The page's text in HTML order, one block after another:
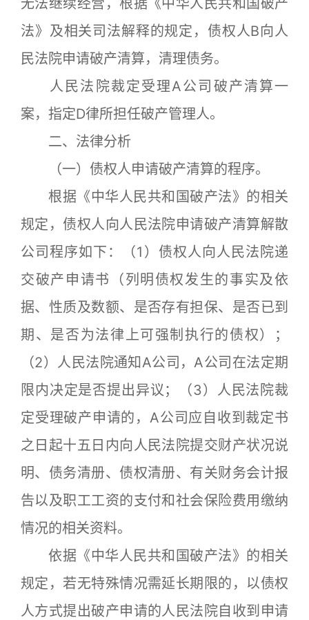
无法继续经营，根据《中华人民共和国破产
法》及相关司法解释的规定，债权人B向人
民法院申请破产清算，清理债务。
人民法院裁定受理A公司破产清算一
案，指定D律所担任破产管理人。
二、法律分析
（一）债权人申请破产清算的程序。
根据《中华人民共和国破产法》的相关
规定，债权人向人民法院申请破产清算解散
公司程序如下：（1）债权人向人民法院递
交破产申请书（列明债权发生的事实及依
据、性质及数额、是否存有担保、是否已到
期、是否为法律上可强制执行的债权）；
（2）人民法院通知A公司，A公司在法定期
限内决定是否提出异议；（3）人民法院裁
定受理破产申请的，A公司应自收到裁定书
之日起十五日内向人民法院提交财产状况说
明、债务清册、债权清册、有关财务会计报
告以及职工工资的支付和社会保险费用缴纳
情况的相关资料。
依据《中华人民共和国破产法》的相关
规定，若无特殊情况需延长期限的，以债权
人方式提出破产申请的人民法院自收到申请